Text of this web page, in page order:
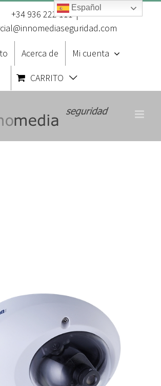
+34 936 222 111 |
Acerca de Mi cuenta
CARRITO
Español